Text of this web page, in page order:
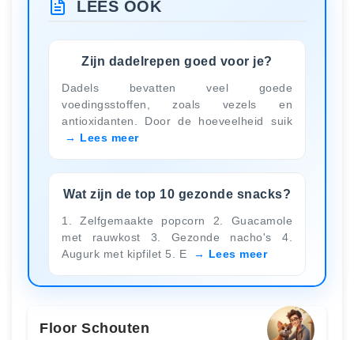
LEES OOK
Zijn dadelrepen goed voor je?
Dadels bevatten veel goede
voedingsstoffen, zoals vezels en
antioxidanten. Door de hoeveelheid suik
Lees meer
Wat zijn de top 10 gezonde snacks?
1. Zelfgemaakte popcorn 2. Guacamole
met rauwkost 3. Gezonde nacho's 4.
Augurk met kipfilet 5. E
Lees meer
Floor Schouten